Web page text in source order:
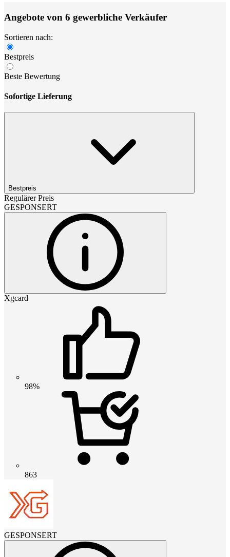
Angebote von 6 gewerbliche Verkäufer
Sortieren nach:
Bestpreis
Beste Bewertung
Sofortige Lieferung
Bestpreis
Regulärer Preis
GESPONSERT
Xgcard
98%
863
GESPONSERT